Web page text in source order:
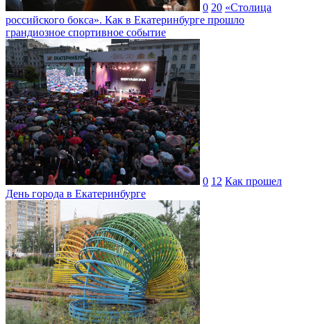
0 20 «Столица
российского бокса». Как в Екатеринбурге прошло
грандиозное спортивное событие
0 12 Как прошел
День города в Екатеринбурге